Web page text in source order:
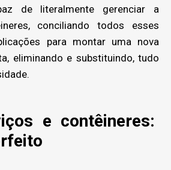
de literalmente gerenciar a
conciliando todos esses
para montar uma nova
eliminando e substituindo, tudo
e contêineres: